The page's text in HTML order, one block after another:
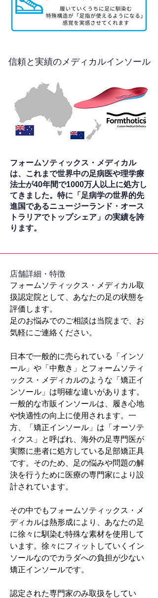
信頼と実績のメディカルインソール
フォームソティックス・メディカル
は、これまで世界中の足病医や理学療
法士が40年間で1000万人以上に処方し
てきました。特に「足病学の世界的先
進国であるニュージーランド・オース
トラリアでトップシェア」の実績を誇
ります。
​店舗詳細・特徴
フォームソティックス・メディカル取
扱認定院として、あなたの足の状態を
評価します。
足のお悩みでのご相談は当院まで、お
気軽にご連絡ください。
日本で一般的に売られている「インソ
ール」や「中敷き」とフォームソティ
ックス・メディカルのような「矯正イ
ンソール」は明確な違いがあります。
一般的な市販インソールは、履き心地
や快適性の向上に使用されます。一
方、「矯正インソール」は「オーソテ
ィクス」と呼ばれ、海外の足専門医が
実際に患者に処方している足部矯正具
です。そのため、足の悩みや問題の解
決を行うために医療の専門家により設
計されています。
その中でもフォームソティックス・メ
ディカルは熱形成により、あなたの足
に徐々に馴染む特殊な素材を使用して
います。徐々にフィットしていくイン
ソールなのでカラダへの負担が少ない
矯正インソールです。
認定された専門家のみ取扱をしてい